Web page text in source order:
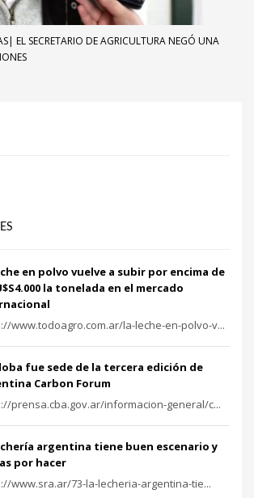
EL SECRETARIO DE AGRICULTURA NEGÓ UNA
en polvo vuelve a subir por encima de
la tonelada en el mercado
www.todoagro.com.ar/la-leche-en-polvo-v...
fue sede de la tercera edición de
Carbon Forum
prensa.cba.gov.ar/informacion-general/c...
argentina tiene buen escenario y
por hacer
www.sra.ar/73-la-lecheria-argentina-tie...